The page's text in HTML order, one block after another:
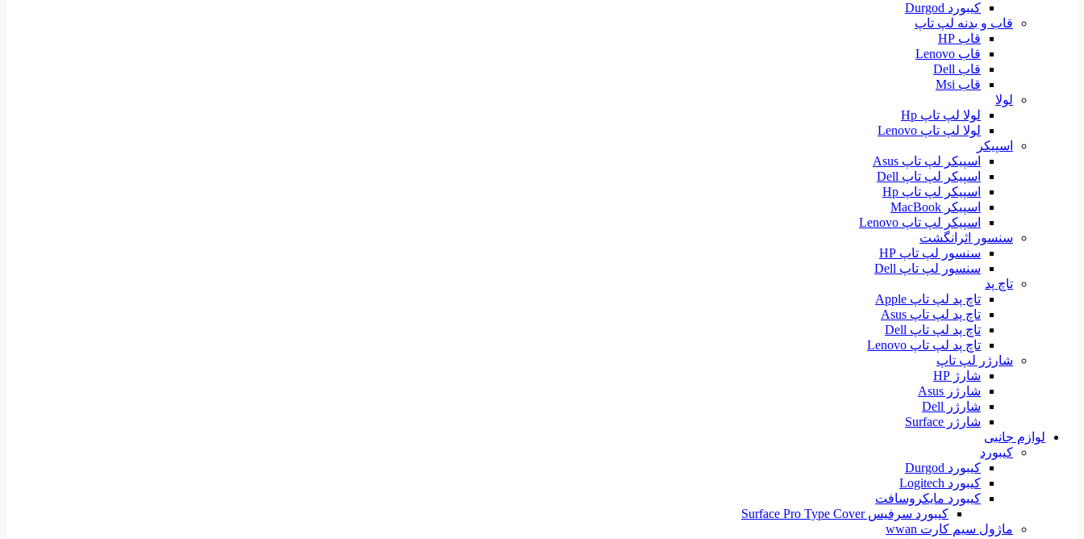
کیبورد Durgod
قاب و بدنه لپ تاپ
قاب HP
قاب Lenovo
قاب Dell
قاب Msi
لولا
لولا لپ تاپ Hp
لولا لپ تاپ Lenovo
اسپیکر
اسپیکر لپ تاپ Asus
اسپیکر لپ تاپ Dell
اسپیکر لپ تاپ Hp
اسپیکر MacBook
اسپیکر لپ تاپ Lenovo
سنسور اثرانگشت
سنسور لپ تاپ HP
سنسور لپ تاپ Dell
تاچ پد
تاچ پد لپ تاپ Apple
تاچ پد لپ تاپ Asus
تاچ پد لپ تاپ Dell
تاچ پد لپ تاپ Lenovo
شارژر لپ تاپ
شارژ HP
شارژر Asus
شارژر Dell
شارژر Surface
لوازم جانبی
کیبورد
کیبورد Durgod
کیبورد Logitech
کیبورد مایکروسافت
کیبورد سرفیس Surface Pro Type Cover
ماژول سیم کارت wwan